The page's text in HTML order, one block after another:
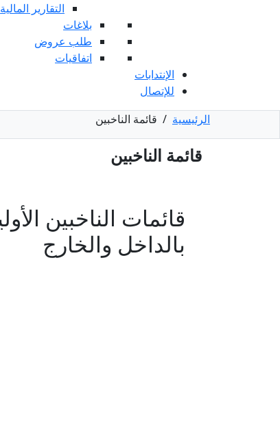
التقارير المالية
بلاغات
طلب عروض
اتفاقيات
الإنتدابات
للإتصال
الرئيسية / قائمة الناخبين
قائمة الناخبين
بالداخل والخارج